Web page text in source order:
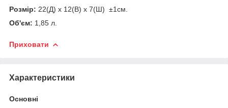
Розмір: 22(Д) х 12(В) х 7(Ш) ±1см.
Об'єм: 1,85 л.
Приховати
Характеристики
Основні